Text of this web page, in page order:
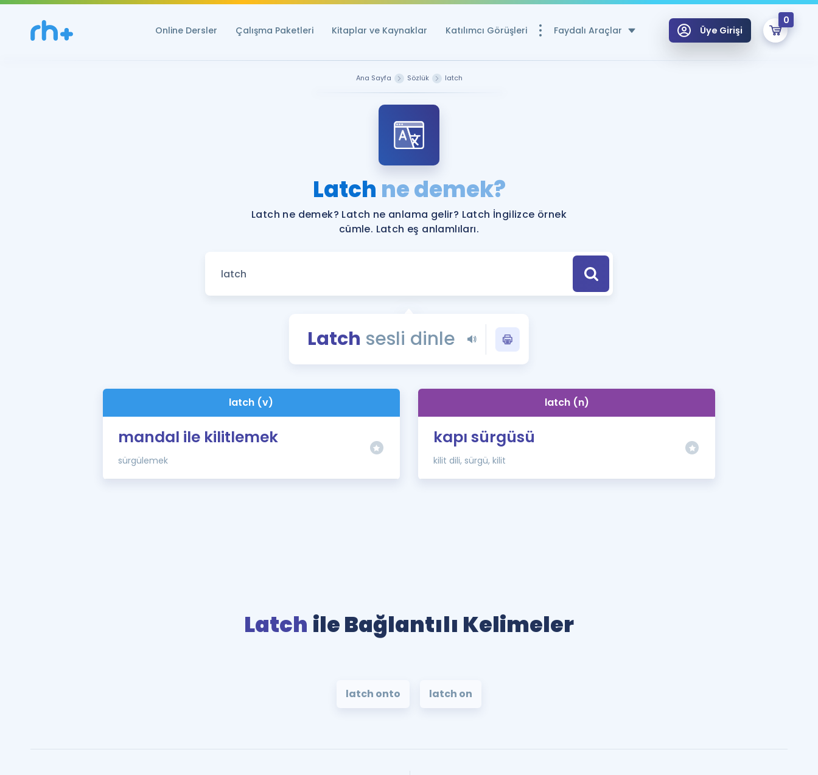
Online Dersler Çalışma Paketleri Kitaplar ve Kaynaklar Katılımcı Görüşleri Faydalı Araçlar
YDS ve YÖKDİL Puan Hesaplama Aracı
Rehberlik Aracı
YDS ve YÖKDİL'e Hazırlananlar için Öneriler
Tüm ÖSYM Sınavları Tek Takvimde
YDS - YÖKDİL Tüm Sınavlarla İlgili Haberler
İngilizce Gramer
Üye Girişi
0
Ana Sayfa Sözlük latch
Latch ne demek?
Latch ne demek? Latch ne anlama gelir? Latch İngilizce örnek
cümle. Latch eş anlamlıları.
Latch sesli dinle
latch (v)
mandal ile kilitlemek
sürgülemek
latch (n)
kapı sürgüsü
kilit dili, sürgü, kilit
Latch ile Bağlantılı Kelimeler
latch onto latch on